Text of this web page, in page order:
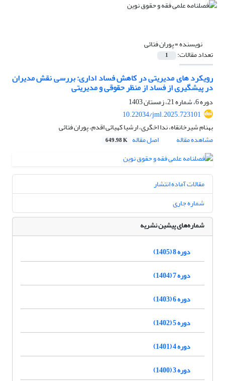
نویسنده =پوران فتائی
تعداد مقالات: 1
رویکرد های مدیریتی در کاهش فساد اداری: بررسی نقش مدیران
در پیشگیری از فساد از منظر حقوقی و مدیریتی
دوره 6، شماره 21، زمستان 1403
10.22034/jml.2025.723101
بهنام شیرخانقاه، ندا اخگری، ارشیا کهیائی اقدم، پوران فتائی
مشاهده مقاله
اصل مقاله 649.98 K
مقالات آماده انتشار
شماره جاری
شماره‌های پیشین نشریه
دوره 8 (1405)
دوره 7 (1404)
دوره 6 (1403)
دوره 5 (1402)
دوره 4 (1401)
دوره 3 (1400)